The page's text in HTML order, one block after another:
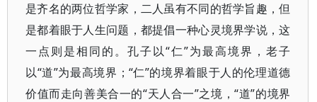
是齐名的两位哲学家，二人虽有不同的哲学旨趣，但
是都着眼于人生问题，都提倡一种心灵境界学说，这
一点则是相同的。孔子以“仁”为最高境界，老子
以“道”为最高境界；“仁”的境界着眼于人的伦理道德
价值而走向善美合一的“天人合一”之境，“道”的境界